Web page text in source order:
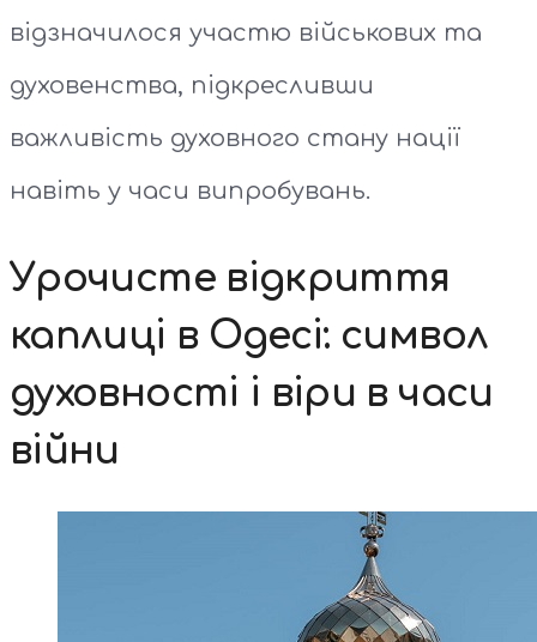
відзначилося участю військових та
духовенства, підкресливши
важливість духовного стану нації
навіть у часи випробувань.
Урочисте відкриття
каплиці в Одесі: символ
духовності і віри в часи
війни